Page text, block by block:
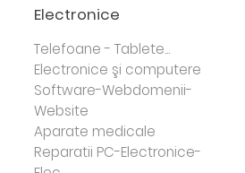
Electronice
Telefoane - Tablete...
Electronice şi computere
Software-Webdomenii-
Website
Aparate medicale
Reparatii PC-Electronice-